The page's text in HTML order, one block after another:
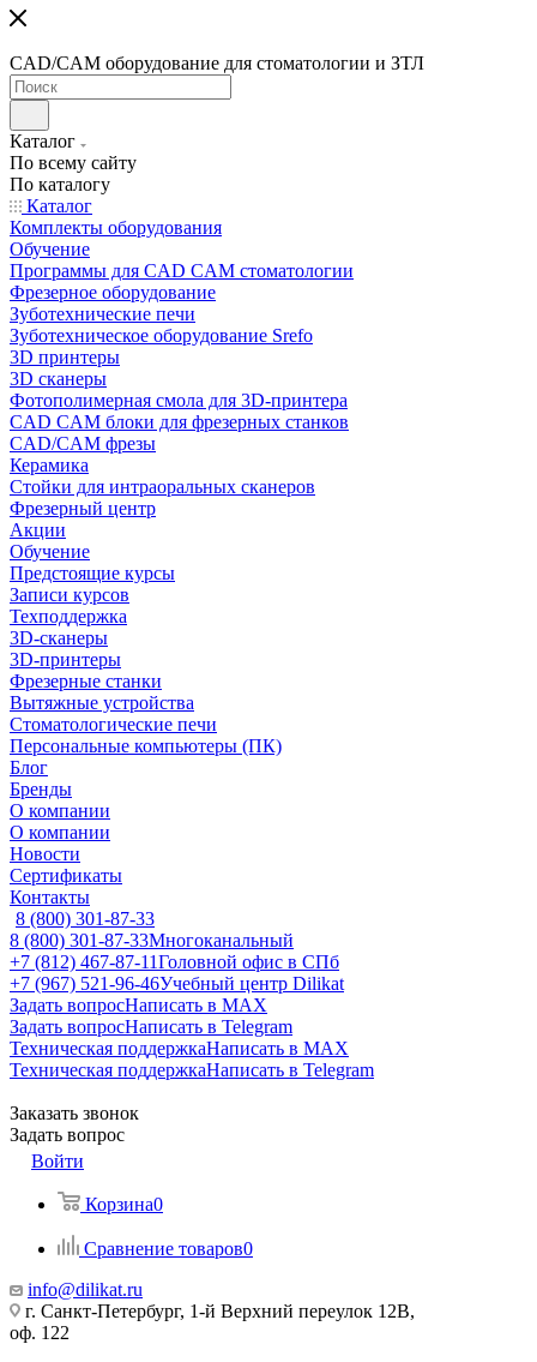
CAD/CAM оборудование для стоматологии и ЗТЛ
Каталог
По всему сайту
По каталогу
Каталог
Комплекты оборудования
Обучение
Программы для CAD CAM стоматологии
Фрезерное оборудование
Зуботехнические печи
Зуботехническое оборудование Srefo
3D принтеры
3D сканеры
Фотополимерная смола для 3D-принтера
CAD CAM блоки для фрезерных станков
CAD/CAM фрезы
Керамика
Стойки для интраоральных сканеров
Фрезерный центр
Акции
Обучение
Предстоящие курсы
Записи курсов
Техподдержка
3D-сканеры
3D-принтеры
Фрезерные станки
Вытяжные устройства
Стоматологические печи
Персональные компьютеры (ПК)
Блог
Бренды
О компании
О компании
Новости
Сертификаты
Контакты
8 (800) 301-87-33
8 (800) 301-87-33Многоканальный
+7 (812) 467-87-11Головной офис в СПб
+7 (967) 521-96-46Учебный центр Dilikat
Задать вопросНаписать в MAX
Задать вопросНаписать в Telegram
Техническая поддержкаНаписать в MAX
Техническая поддержкаНаписать в Telegram
Заказать звонок
Задать вопрос
Войти
Корзина0
Сравнение товаров0
info@dilikat.ru
г. Санкт-Петербург, 1-й Верхний переулок 12В,
оф. 122